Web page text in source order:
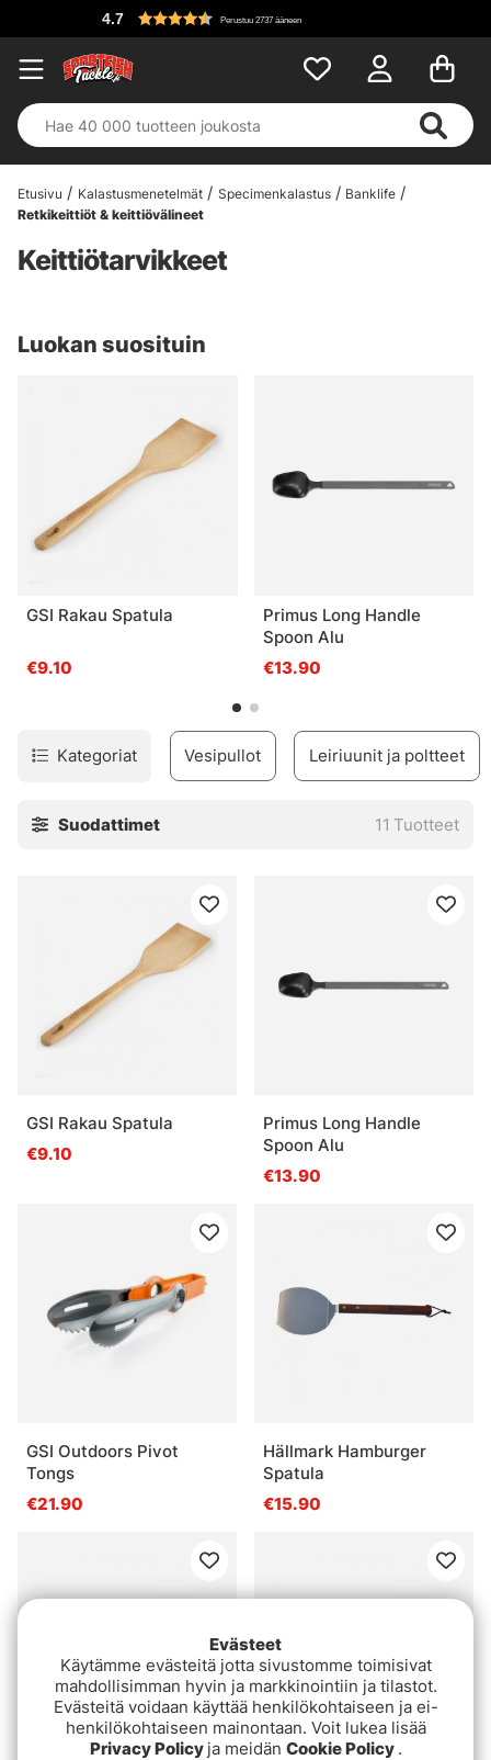
4.7 Perustuu 2737 ääneen
Etusivu Kalastusmenetelmät Specimenkalastus
Banklife
Retkikeittiöt & keittiövälineet
Keittiötarvikkeet
Luokan suosituin
GSI Rakau Spatula
€9.10
Primus Long Handle
Spoon Alu
€13.90
Kategoriat Vesipullot Leiriuunit ja poltteet
Suodattimet 11 Tuotteet
GSI Rakau Spatula
€9.10
Primus Long Handle
Spoon Alu
€13.90
GSI Outdoors Pivot
Tongs
€21.90
Hällmark Hamburger
Spatula
€15.90
Evästeet
Käytämme evästeitä jotta sivustomme toimisivat
mahdollisimman hyvin ja markkinointiin ja tilastot.
Evästeitä voidaan käyttää henkilökohtaiseen ja ei-
henkilökohtaiseen mainontaan. Voit lukea lisää
Privacy Policy ja meidän Cookie Policy .